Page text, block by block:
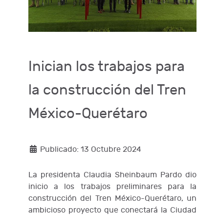
Inician los trabajos para
la construcción del Tren
México-Querétaro
Publicado: 13 Octubre 2024
La presidenta Claudia Sheinbaum Pardo dio
inicio a los trabajos preliminares para la
construcción del Tren México-Querétaro, un
ambicioso proyecto que conectará la Ciudad